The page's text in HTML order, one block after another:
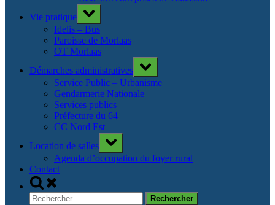
Vie pratique
Toggle
sub-
menu
Idelis – Bus
Paroisse de Morlaas
OT Morlaas
Démarches administratives
Toggle
sub-
menu
Service Public – Urbanisme
Gendarmerie Nationale
Services publics
Préfecture du 64
CC Nord Est
Location de salles
Toggle
sub-
menu
Agenda d’occupation du foyer rural
Contact
Toggle
search
form
Rechercher :